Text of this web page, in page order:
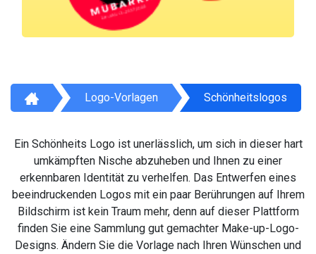
Logo-Vorlagen Schönheitslogos
Ein Schönheits Logo ist unerlässlich, um sich in dieser hart
umkämpften Nische abzuheben und Ihnen zu einer
erkennbaren Identität zu verhelfen. Das Entwerfen eines
beeindruckenden Logos mit ein paar Berührungen auf Ihrem
Bildschirm ist kein Traum mehr, denn auf dieser Plattform
finden Sie eine Sammlung gut gemachter Make-up-Logo-
Designs. Ändern Sie die Vorlage nach Ihren Wünschen und